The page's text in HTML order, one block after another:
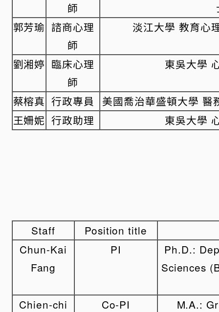
師
郭芳瑜 諮商心理
師
淡江大學 教育心
劉湘婷 臨床心理
師
東吳大學
蔡榕真 行政專員
美國喬治華盛頓大學 醫
王姍妮 行政助理 東吳大學
Staff
Position title
Chun-Kai
Fang
PI
Ph.D.:
Sciences
Chien-chi
Co-PI M.A.: